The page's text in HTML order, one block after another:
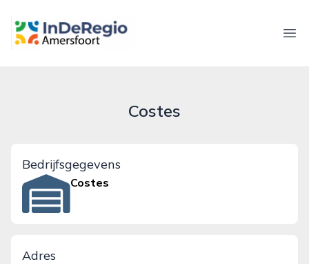
inderegioamersfoort.nl
Costes
Bedrijfsgegevens
Costes
Adres